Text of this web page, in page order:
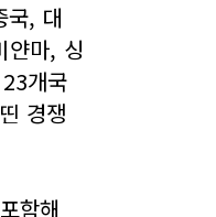
국, 대
얀마, 싱
개국
경쟁
함해